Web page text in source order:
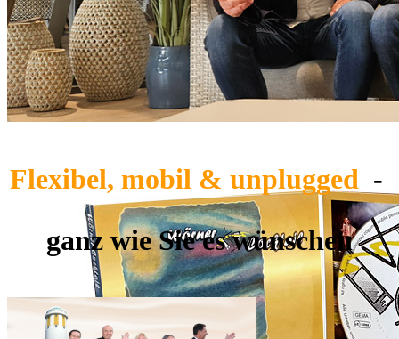
Flexibel, mobil & unplugged -
ganz wie Sie es wünschen